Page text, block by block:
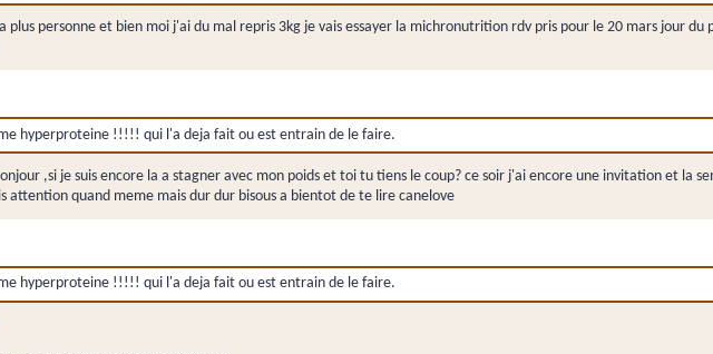
plus personne et bien moi j'ai du mal repris 3kg je vais essayer la michronutrition rdv pris pour le 20 mars jour
hyperproteine !!!!! qui l'a deja fait ou est entrain de le faire.
,si je suis encore la a stagner avec mon poids et toi tu tiens le coup? ce soir j'ai encore une invitation et la
attention quand meme mais dur dur bisous a bientot de te lire canelove
hyperproteine !!!!! qui l'a deja fait ou est entrain de le faire.